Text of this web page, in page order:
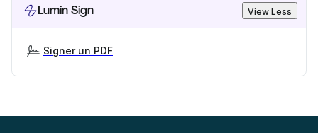
Lumin Sign View Less
Signer un PDF